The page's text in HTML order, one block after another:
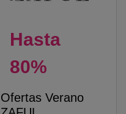
Hasta
80%
Ofertas Verano